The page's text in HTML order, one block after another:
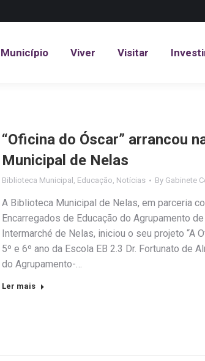
Município Viver Visitar
“Oficina do Óscar” arrancou
Municipal de Nelas
Biblioteca Municipal , Educação, Notícias By Gabinete
A Biblioteca Municipal de Nelas, em parceria
Encarregados de Educação do Agrupamento
Intermarché de Nelas, iniciou o seu projeto “A
5º e 6º ano da Escola EB 2.3 Dr. Fortunato de
do Agrupamento-…
Ler mais
Município Viver Visitar